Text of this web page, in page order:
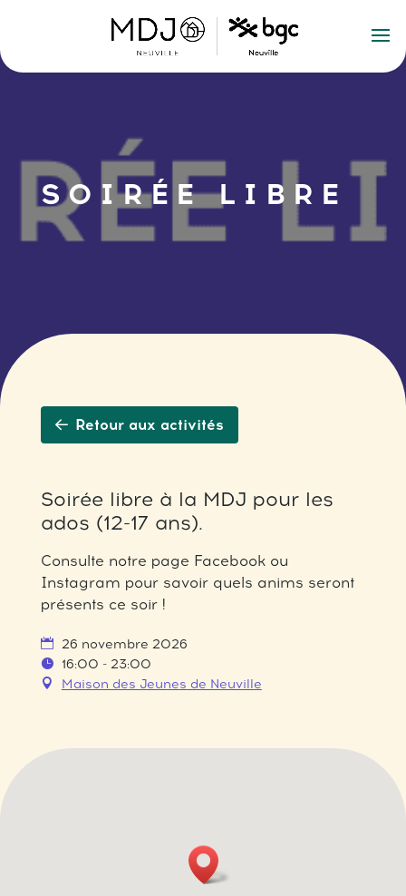
SOIRÉE LIBRE
Retour aux activités
Soirée libre à la MDJ pour les
ados (12-17 ans).
Consulte notre page Facebook ou
Instagram pour savoir quels anims seront
présents ce soir !
26 novembre 2026
16:00 - 23:00
Maison des Jeunes de Neuville